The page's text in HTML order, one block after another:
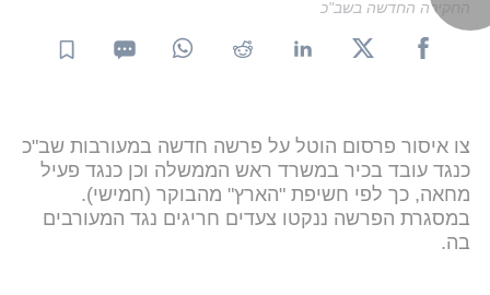
החקירה החדשה בשב"כ
צו איסור פרסום הוטל על פרשה חדשה במעורבות שב"כ
כנגד עובד בכיר במשרד ראש הממשלה וכן כנגד פעיל
מחאה, כך לפי חשיפת "הארץ" מהבוקר (חמישי).
במסגרת הפרשה ננקטו צעדים חריגים נגד המעורבים
בה.